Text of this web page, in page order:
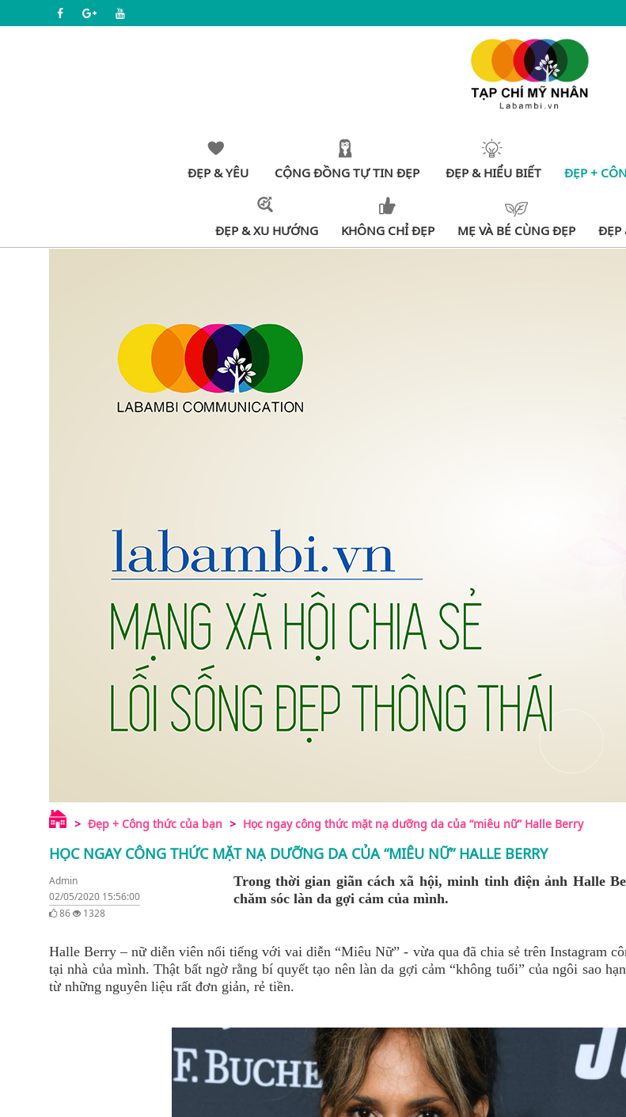
ĐẸP & YÊU CỘNG ĐỒNG TỰ TIN ĐẸP ĐẸP & HIỂU BIẾT ĐẸP +
ĐẸP & XU HƯỚNG KHÔNG CHỈ ĐẸP MẸ VÀ BÉ CÙNG ĐẸP ĐẸP
Đẹp + Công thức của bạn Học ngay công thức mặt nạ dưỡng da của “miêu nữ” Halle Berry
HỌC NGAY CÔNG THỨC MẶT NẠ DƯỠNG DA CỦA “MIÊU NỮ” HALLE BERRY
Admin
02/05/2020 15:56:00
86
1328
Trong thời gian giãn cách xã hội, minh tinh điện ảnh Halle
chăm sóc làn da gợi cảm của mình.
Halle Berry – nữ diễn viên nổi tiếng với vai diễn “Miêu Nữ” - vừa qua đã chia sẻ trên Instagram
tại nhà của mình. Thật bất ngờ rằng bí quyết tạo nên làn da gợi cảm “không tuổi” của ngôi sao
từ những nguyên liệu rất đơn giản, rẻ tiền.